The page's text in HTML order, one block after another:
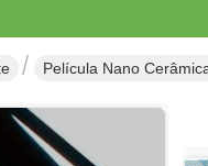
Película Nano